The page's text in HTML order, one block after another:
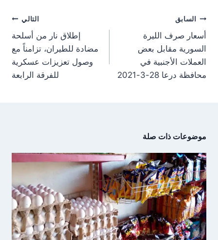
تصفّح
المقالات
السابق
أسعار صرف الليرة
السورية مقابل بعض
العملات الأجنبية في
محافظة درعا 28-3-2021
التالي
إطلاق نار من أسلحة
مضادة للطيران، تزامناً مع
وصول تعزيزات عسكرية
للفرقة الرابعة
موضوعات ذات صلة